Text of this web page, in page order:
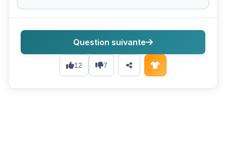
12 7
Question suivante